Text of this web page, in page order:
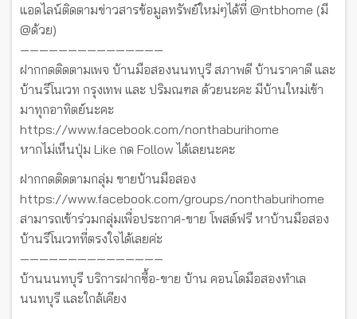
แอดไลน์ติดตามข่าวสารข้อมูลทรัพย์ใหม่ๆได้ที่ @ntbhome (มี
@ด้วย)
———————————————
ฝากกดติดตามเพจ บ้านมือสองนนทบุรี สภาพดี บ้านราคาดี และ
บ้านรีโนเวท กรุงเทพ และ ปริมณฑล ด้วยนะคะ มีบ้านใหม่เข้า
มาทุกอาทิตย์นะคะ
https://www.facebook.com/nonthaburihome
หากไม่เห็นปุ่ม Like กด Follow ได้เลยนะคะ
ฝากกดติดตามกลุ่ม ขายบ้านมือสอง
https://www.facebook.com/groups/nonthaburihome
สามารถเข้าร่วมกลุ่มเพื่อประกาศ-ขาย โพสต์ฟรี หาบ้านมือสอง
บ้านรีโนเวทที่ตรงใจได้เลยค่ะ
———————————————
บ้านนนทบุรี บริการฝากซื้อ-ขาย บ้าน คอนโดมือสองทำเล
นนทบุรี และใกล้เคียง